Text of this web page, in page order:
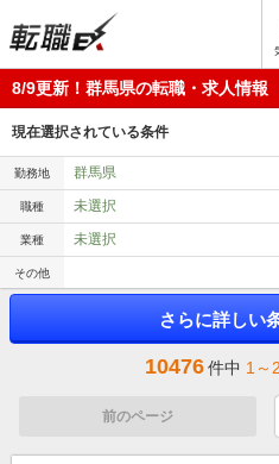
8/9更新！群馬県の転職・求人情
現在選択されている条件
勤務地 群馬県
職種 未選択
業種 未選択
その他
さらに詳しい
10476件中 1～
前のページ